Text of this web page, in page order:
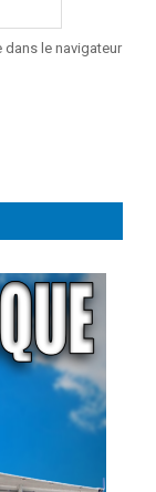
dans le navigateur